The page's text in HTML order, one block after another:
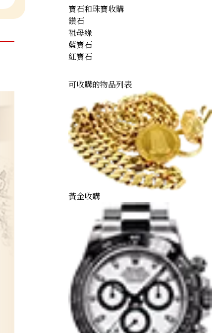
寶石和珠寶收購
鑽石
祖母綠
藍寶石
紅寶石
可收購的物品列表
黃金收購